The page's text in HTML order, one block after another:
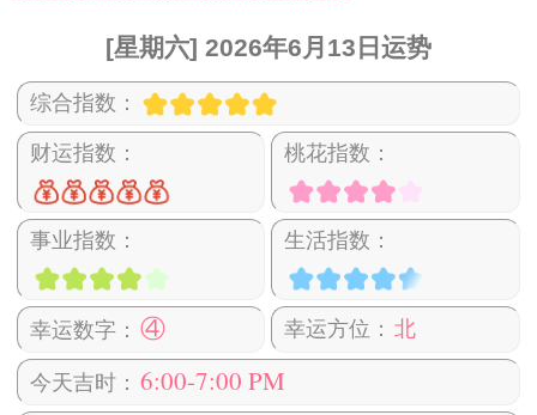
[星期六] 2026年6月13日运势
综合指数：
财运指数： 桃花指数：
事业指数： 生活指数：
幸运数字： ④ 幸运方位： 北
今天吉时： 6:00-7:00 PM